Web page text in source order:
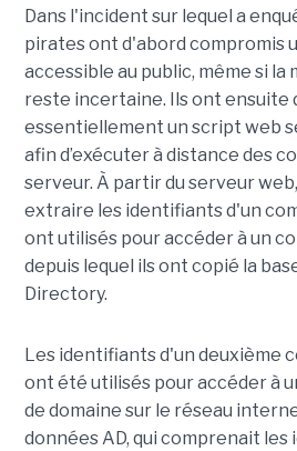
Dans l'incident sur lequel a
pirates ont d'abord compromis
accessible au public, même si
reste incertaine. Ils ont ensuite
essentiellement un script web
afin d’exécuter à distance des
serveur. À partir du serveur
extraire les identifiants d'un
ont utilisés pour accéder à un
depuis lequel ils ont copié la
Directory.
Les identifiants d'un deuxième
ont été utilisés pour accéder à
de domaine sur le réseau
données AD, qui comprenait